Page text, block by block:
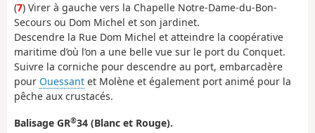
(7) Virer à gauche vers la Chapelle Notre-Dame-du-Bon-
Secours ou Dom Michel et son jardinet.
Descendre la Rue Dom Michel et atteindre la coopérative
maritime d’où l’on a une belle vue sur le port du Conquet.
Suivre la corniche pour descendre au port, embarcadère
pour Ouessant et Molène et également port animé pour la
pêche aux crustacés.
Balisage GR®34 (Blanc et Rouge).